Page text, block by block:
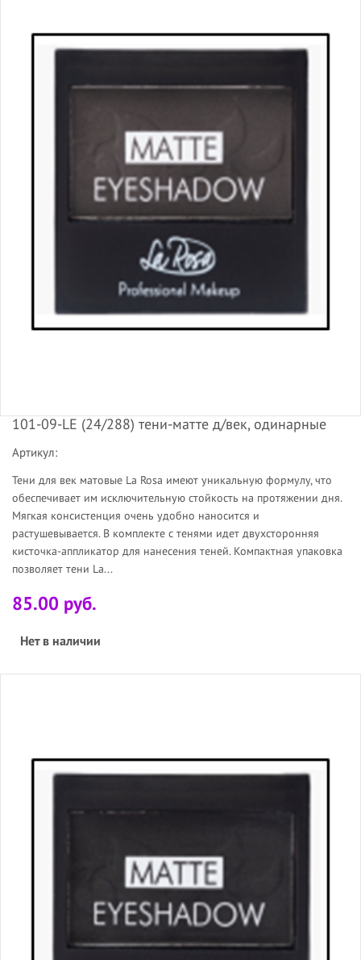
101-09-LE (24/288) тени-матте д/век, одинарные
Артикул:
Тени для век матовые La Rosa имеют уникальную формулу, что
обеспечивает им исключительную стойкость на протяжении дня.
Мягкая консистенция очень удобно наносится и
растушевывается. В комплекте с тенями идет двухсторонняя
кисточка-аппликатор для нанесения теней. Компактная упаковка
позволяет тени La...
85.00 руб.
Нет в наличии